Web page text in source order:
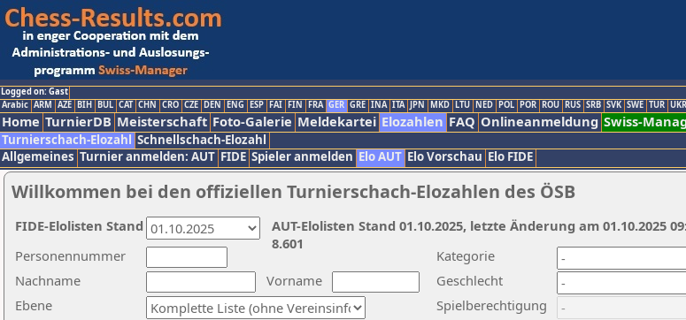
Logged on: Gast
Arabic ARM AZE BIH BUL CAT CHN CRO CZE DEN ENG ESP FAI FIN FRA GER GRE INA ITA JPN MKD LTU NED POL POR ROU RUS SRB SVK SWE TUR UKR
Home TurnierDB Meisterschaft Foto-Galerie Meldekartei Elozahlen FAQ Onlineanmeldung Swiss-
Turnierschach-Elozahl Schnellschach-Elozahl
Allgemeines Turnier anmelden: AUT FIDE Spieler anmelden Elo AUT Elo Vorschau Elo FIDE
Willkommen bei den offiziellen Turnierschach-Elozahlen des ÖSB
Nachname
Vorname
Ebene
Kategorie
Personennummer
Geschlecht
Spielberechtigung
AUT-Elolisten Stand 01.10.2025, letzte Änderung am 01.10.2025
8.601
FIDE-Elolisten Stand